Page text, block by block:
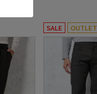
SALE OUTLET